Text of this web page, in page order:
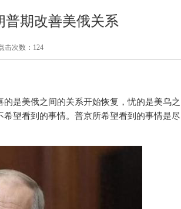
普期改善美俄关系
击次数：124
是美俄之间的关系开始恢复，忧的是美乌之
望看到的事情。普京所希望看到的事情是尽